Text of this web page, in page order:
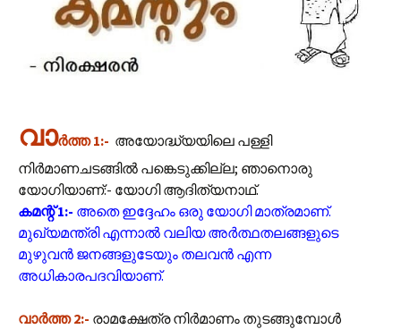
വാർത്ത 1:- അയോദ്ധ്യയിലെ പള്ളി
നിര്‍മാണചടങ്ങില്‍ പങ്കെടുക്കില്ല; ഞാനൊരു
യോഗിയാണ്:- യോഗി ആദിത്യനാഥ്.
കമന്റ് 1:- അതെ ഇദ്ദേഹം ഒരു യോഗി മാത്രമാണ്.
മുഖ്യമന്ത്രി എന്നാൽ വലിയ അർത്ഥതലങ്ങളുടെ
മുഴുവൻ ജനങ്ങളുടേയും തലവൻ എന്ന
അധികാരപദവിയാണ്.
വാർത്ത 2:- രാമക്ഷേത്ര നിര്‍മാണം തുടങ്ങുമ്പോൾ